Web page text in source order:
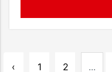
‹ 1 2 ...